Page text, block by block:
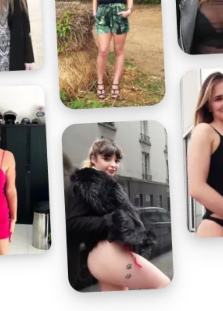
Profitez d'un essai 24h pour seulement 2€ !
Découvrir !
Basculer
navigation
VIDÉO À PROPOS
UNE PETITE GOURMANDE !
01:00 - 15 852 vues